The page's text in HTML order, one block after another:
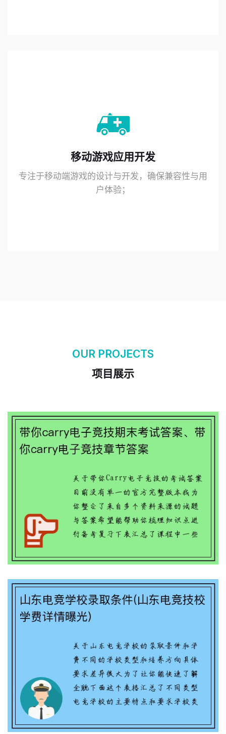
移动游戏应用开发
专注于移动端游戏的设计与开发，确保兼容性与用
户体验；
OUR PROJECTS
项目展示
Carry电子竞技章节答案
山东电竞学校录取条件(山东电竞技校学
费详情曝光)
小飞侠竞技怎么样